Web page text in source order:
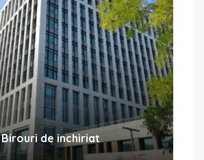
Birouri de inchiriat